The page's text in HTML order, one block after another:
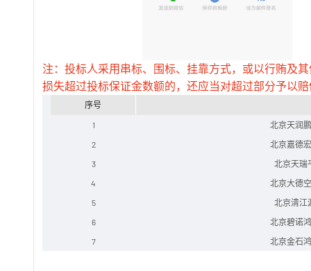
注：投标人采用串标、围标、挂靠方式，或以行贿及
损失超过投标保证金数额的，还应当对超过部分予以